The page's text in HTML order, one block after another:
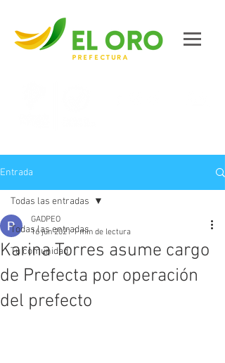
Entrada
Todas las entradas
Tu comunidad
Todas las entradas
Karina Torres asume cargo
de Prefecta por operación
del prefecto
GADPEO
16 jun 2021 1 min de lectura